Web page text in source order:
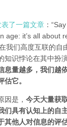
了一篇文章 ：
age: it’s all about
我们高度互联的自
知识悖论在其中扮
息量越多，我们越
估它。
因是， 今天大量获
们具有认知上的自
其他人对信息的评